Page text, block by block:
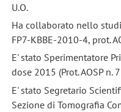
U.O.
Ha collaborato nello
FP7-KBBE-2010-4, prot.
E' stato Sperimentatore
dose 2015 (Prot. AOSP n.
E' stato Segretario
Sezione di Tomografia